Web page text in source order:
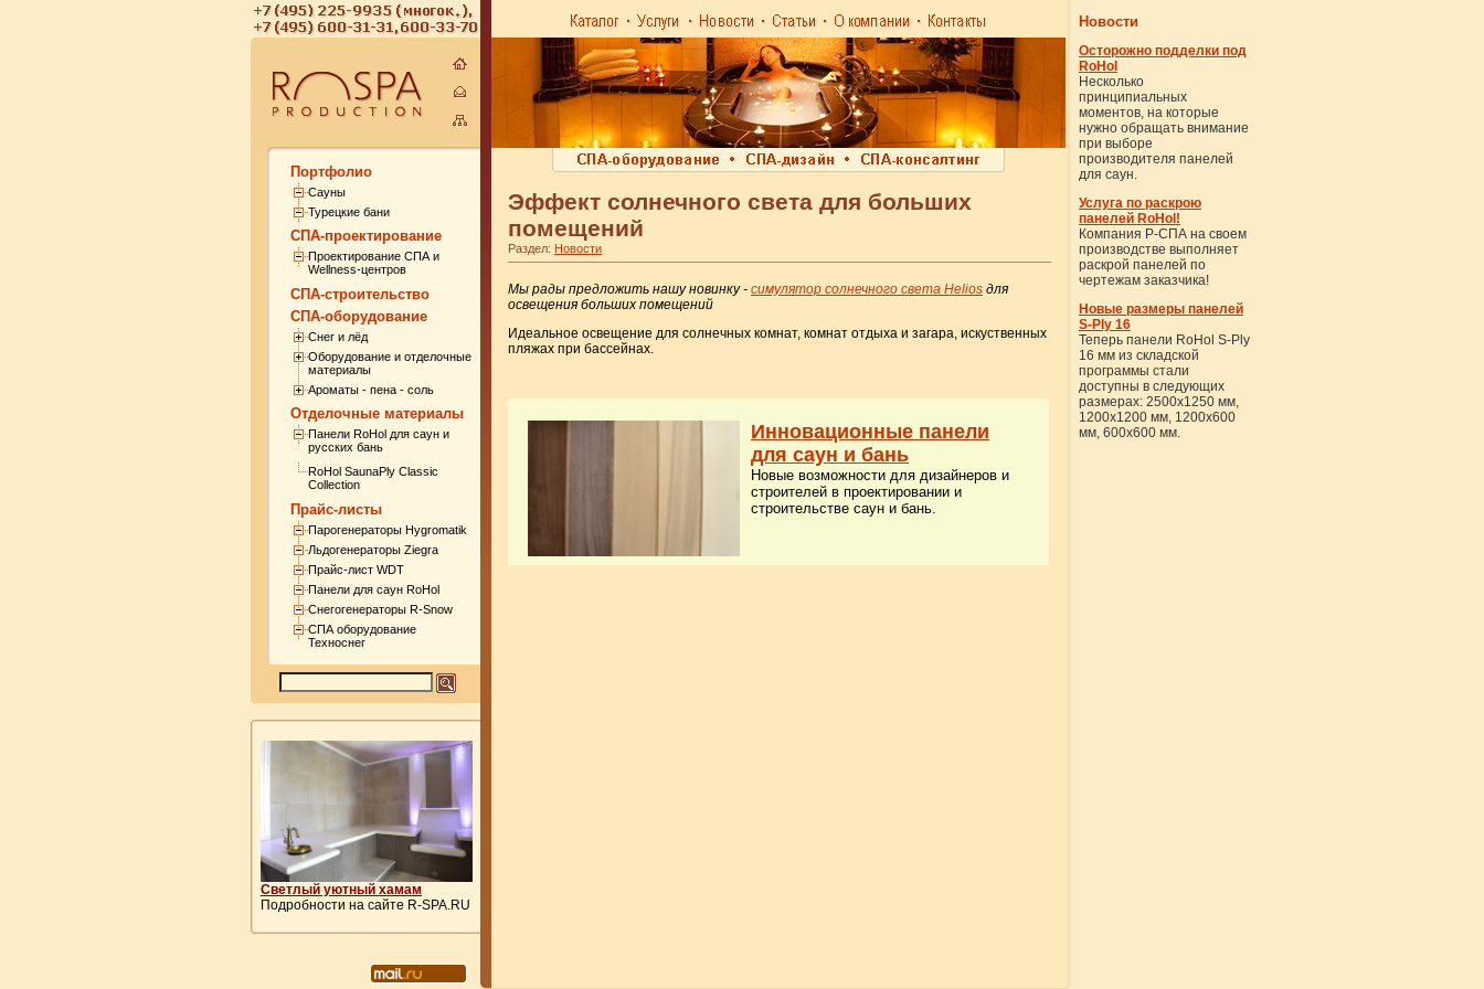
Портфолио
Сауны
Турецкие бани
СПА-проектирование
Проектирование СПА и
Wellness-центров
СПА-строительство
СПА-оборудование
Снег и лёд
Оборудование и отделочные
материалы
Ароматы - пена - соль
Отделочные материалы
Панели RoHol для саун и
русских бань
RoHol SaunaPly Classic
Collection
Прайс-листы
Парогенераторы Hygromatik
Льдогенераторы Ziegra
Прайс-лист WDT
Панели для саун RoHol
Снегогенераторы R-Snow
СПА оборудование
Техноснег
Светлый уютный хамам
Подробности на сайте R-SPA.RU
Эффект солнечного света для больших
помещений
Раздел: Новости
Мы рады предложить нашу новинку - симулятор солнечного света Helios для
освещения больших помещений
Идеальное освещение для солнечных комнат, комнат отдыха и загара, искуственных
пляжах при бассейнах.
Инновационные панели
для саун и бань
Новые возможности для дизайнеров и
строителей в проектировании и
строительстве саун и бань.
Новости
Осторожно подделки под
RoHol
Несколько
принципиальных
моментов, на которые
нужно обращать внимание
при выборе
производителя панелей
для саун.
Услуга по раскрою
панелей RoHol!
Компания Р-СПА на своем
производстве выполняет
раскрой панелей по
чертежам заказчика!
Новые размеры панелей
S-Ply 16
Теперь панели RoHol S-Ply
16 мм из складской
программы стали
доступны в следующих
размерах: 2500х1250 мм,
1200х1200 мм, 1200х600
мм, 600х600 мм.